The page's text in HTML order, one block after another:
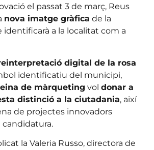
el passat 3 de març, Reus
nova imatge gràfica de la
identificarà a la localitat com a
digital de la rosa
identificatiu del municipi,
de màrqueting vol donar a
distinció a la ciutadania, així
de projectes innovadors
candidatura.
la Valeria Russo, directora de